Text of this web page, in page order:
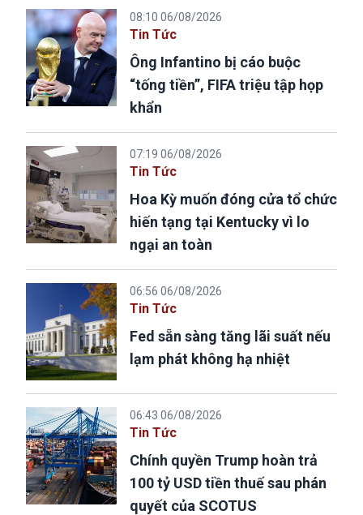
08:10 06/08/2026
Tin Tức
Ông Infantino bị cáo buộc
“tống tiền”, FIFA triệu tập họp
khẩn
07:19 06/08/2026
Tin Tức
Hoa Kỳ muốn đóng cửa tổ chức
hiến tạng tại Kentucky vì lo
ngại an toàn
06:56 06/08/2026
Tin Tức
Fed sẵn sàng tăng lãi suất nếu
lạm phát không hạ nhiệt
06:43 06/08/2026
Tin Tức
Chính quyền Trump hoàn trả
100 tỷ USD tiền thuế sau phán
quyết của SCOTUS